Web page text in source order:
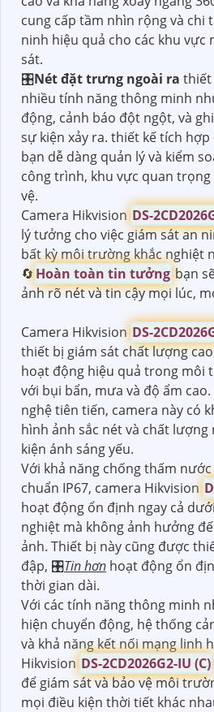
cung cấp tầm nhìn rộng và chi
ninh hiệu quả cho các khu vực
sát.
🎛Nét đặt trưng ngoài ra thiết
nhiều tính năng thông minh
động, cảnh báo đột ngột, và
sự kiện xảy ra. thiết kế tích
bạn dễ dàng quản lý và kiểm
công trình, khu vực quan
vệ.
Camera Hikvision DS-
lý tưởng cho việc giám sát an
bất kỳ môi trường khắc nghiệt
🔄 Hoàn toàn tin tưởng bạn
ảnh rõ nét và tin cậy mọi lúc,
Camera Hikvision DS-
thiết bị giám sát chất lượng
hoạt động hiệu quả trong môi
với bụi bẩn, mưa và độ ẩm
nghệ tiên tiến, camera này có
hình ảnh sắc nét và chất lượng
kiện ánh sáng yếu.
Với khả năng chống thấm
chuẩn IP67, camera Hikvision
hoạt động ổn định ngay cả
nghiệt mà không ảnh hưởng
ảnh. Thiết bị này cũng được
đập, 🎛Tin hơn hoạt động ổn
thời gian dài.
Với các tính năng thông minh
hiện chuyển động, hệ thống
và khả năng kết nối mạng linh
Hikvision DS-2CD2026G2-IU (C)
để giám sát và bảo vệ môi
mọi điều kiện thời tiết khác